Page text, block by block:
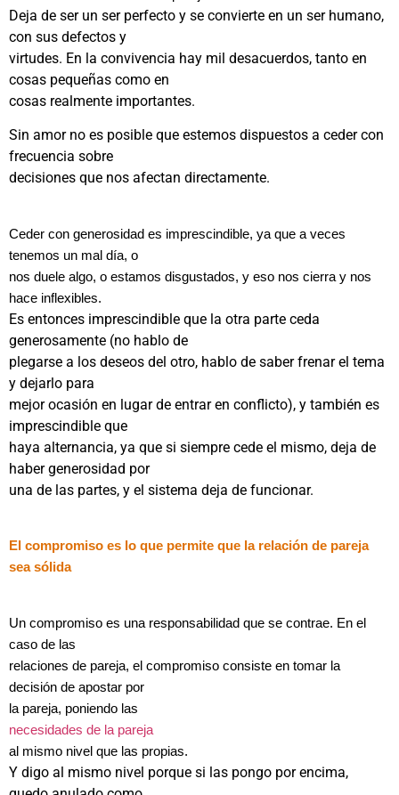
Deja de ser un ser perfecto y se convierte en un ser humano,
con sus defectos y
virtudes. En la convivencia hay mil desacuerdos, tanto en
cosas pequeñas como en
cosas realmente importantes.
Sin amor no es posible que estemos dispuestos a ceder con
frecuencia sobre
decisiones que nos afectan directamente.
Ceder con generosidad es imprescindible, ya que a veces
tenemos un mal día, o
nos duele algo, o estamos disgustados, y eso nos cierra y nos
hace inflexibles.
Es entonces imprescindible que la otra parte ceda
generosamente (no hablo de
plegarse a los deseos del otro, hablo de saber frenar el tema
y dejarlo para
mejor ocasión en lugar de entrar en conflicto), y también es
imprescindible que
haya alternancia, ya que si siempre cede el mismo, deja de
haber generosidad por
una de las partes, y el sistema deja de funcionar.
El compromiso es lo que permite que la relación de pareja
sea sólida
Un compromiso es una responsabilidad que se contrae. En el
caso de las
relaciones de pareja, el compromiso consiste en tomar la
decisión de apostar por
la pareja, poniendo las
necesidades de la pareja
al mismo nivel que las propias.
Y digo al mismo nivel porque si las pongo por encima,